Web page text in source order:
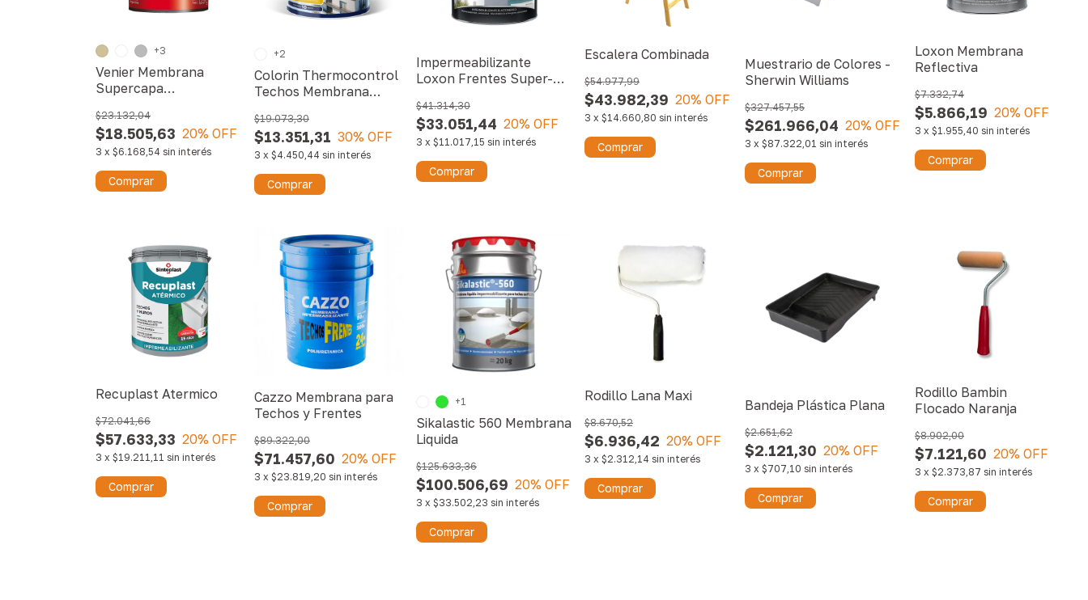
Venier Membrana
Supercapa
$18.505,63
$23.132,04
20% OFF
3 x $6.168,54 sin interés
+3
Comprar
Colorin Thermocontrol
Techos Membrana
$13.351,31
$19.073,30
30% OFF
3 x $4.450,44 sin interés
+2
Comprar
Impermeabilizante
Loxon Frentes Super-
$33.051,44
$41.314,30
20% OFF
3 x $11.017,15 sin interés
Comprar
Escalera Combinada
$43.982,39
$54.977,99
20% OFF
3 x $14.660,80 sin interés
Comprar
Muestrario de Colores -
Sherwin Williams
$261.966,04
$327.457,55
20% OFF
3 x $87.322,01 sin interés
Loxon Membrana
Reflectiva
$5.866,19
$7.332,74
20% OFF
3 x $1.955,40 sin interés
Comprar
Recuplast Atermico
$57.633,33
$72.041,66
20% OFF
3 x $19.211,11 sin interés
Comprar
Cazzo Membrana para
Techos y Frentes
$71.457,60
$89.322,00
20% OFF
3 x $23.819,20 sin interés
Comprar
Sikalastic 560 Membrana
Liquida
$100.506,69
$125.633,36
20% OFF
3 x $33.502,23 sin interés
+1
Comprar
Rodillo Lana Maxi
$6.936,42
$8.670,52
20% OFF
3 x $2.312,14 sin interés
Comprar
Bandeja Plástica Plana
$2.121,30
$2.651,62
20% OFF
3 x $707,10 sin interés
Rodillo Bambin
Flocado Naranja
$7.121,60
$8.902,00
20% OFF
3 x $2.373,87 sin interés
Comprar